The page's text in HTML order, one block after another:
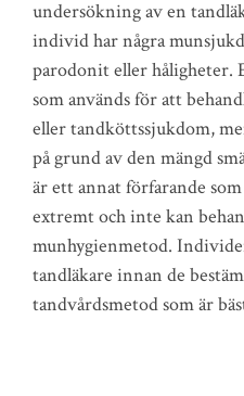
undersökning av en
individ har några
parodonit eller håligheter.
som används för att
eller tandköttssjukdom,
på grund av den mängd
är ett annat förfarande
extremt och inte kan
munhygienmetod.
tandläkare innan de
tandvårdsmetod som är